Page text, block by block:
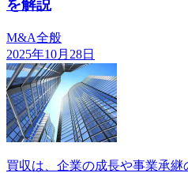
を解説
M&A全般
2025年10月28日
買収は、企業の成長や事業承